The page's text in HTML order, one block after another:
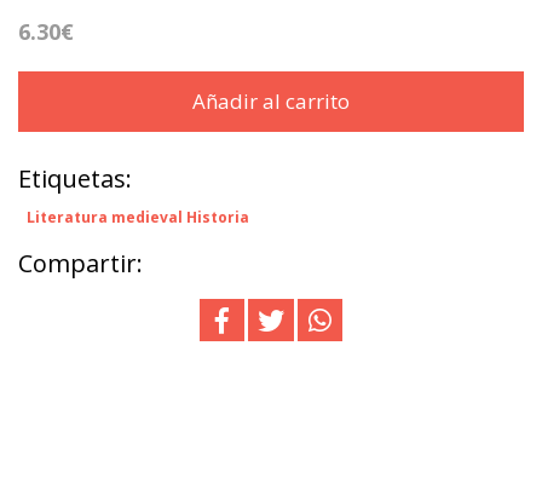
6.30€
Añadir al carrito
Etiquetas:
Literatura medieval Historia
Compartir: